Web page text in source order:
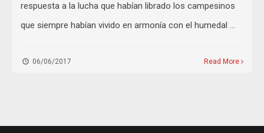
respuesta a la lucha que habían librado los campesinos
que siempre habían vivido en armonía con el humedal …
06/06/2017 Read More